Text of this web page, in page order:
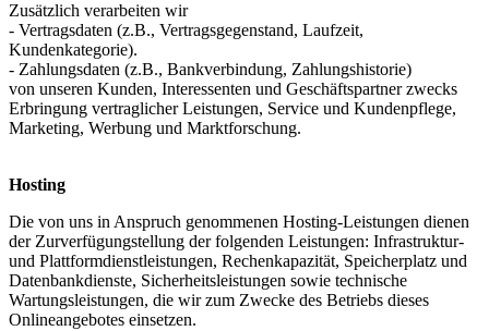
Zusätzlich verarbeiten wir
- Vertragsdaten (z.B., Vertragsgegenstand, Laufzeit,
Kundenkategorie).
- Zahlungsdaten (z.B., Bankverbindung, Zahlungshistorie)
von unseren Kunden, Interessenten und Geschäftspartner zwecks
Erbringung vertraglicher Leistungen, Service und Kundenpflege,
Marketing, Werbung und Marktforschung.
Hosting
Die von uns in Anspruch genommenen Hosting-Leistungen dienen
der Zurverfügungstellung der folgenden Leistungen: Infrastruktur-
und Plattformdienstleistungen, Rechenkapazität, Speicherplatz und
Datenbankdienste, Sicherheitsleistungen sowie technische
Wartungsleistungen, die wir zum Zwecke des Betriebs dieses
Onlineangebotes einsetzen.